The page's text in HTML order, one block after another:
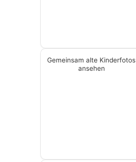
Gemeinsam alte Kinderfotos
ansehen